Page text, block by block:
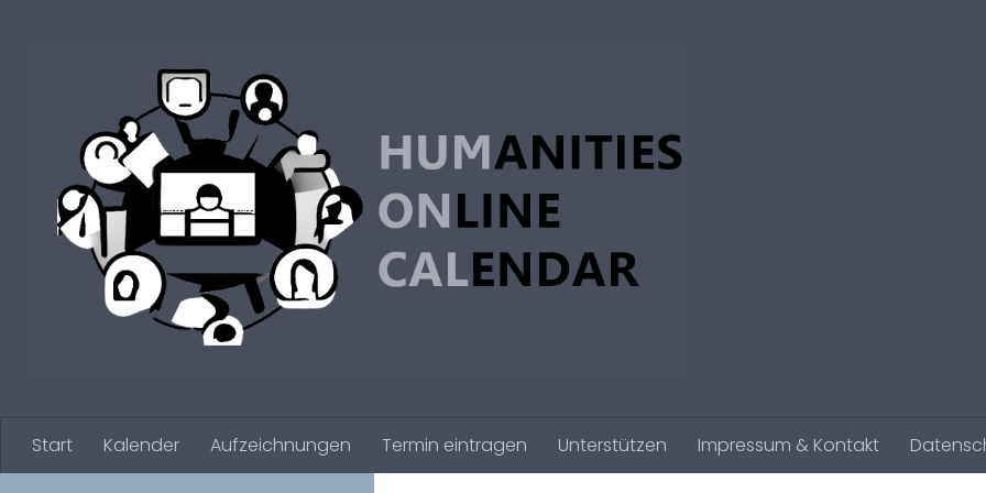
Start Kalender Aufzeichnungen Termin eintragen Unterstützen Impressum & Kontakt